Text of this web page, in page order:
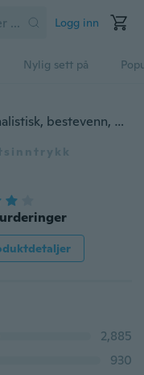
Logg inn
Nylig sett på
Rundt halssmykke, halskjede, minimalistisk, bestevenn, gullbelagt, vennskapssmykker, gave til mamma
2,885
930